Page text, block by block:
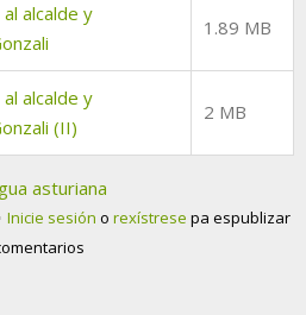
alcalde y
1.89 MB
alcalde y
(II)
2 MB
asturiana
Inicie sesión o rexístrese pa espublizar